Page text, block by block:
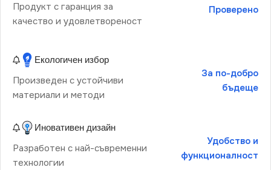
Продукт с гаранция за
качество и удовлетвореност
Проверено
Екологичен избор
Произведен с устойчиви
материали и методи
За по-добро
бъдеще
Иновативен дизайн
Разработен с най-съвременни
технологии
Удобство и
функционалност